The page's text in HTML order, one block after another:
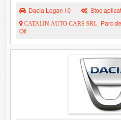
Dacia Logan I 0 Stoc
CATALIN AUTO CARS SRL
Parc
Olt